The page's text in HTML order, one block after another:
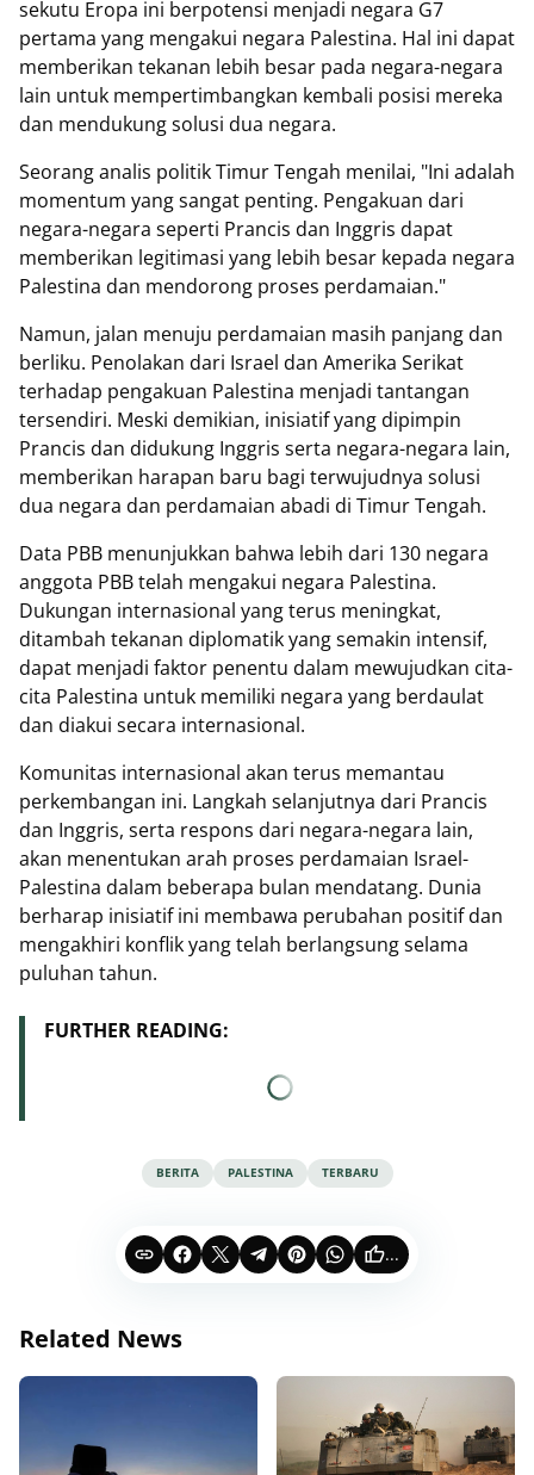
sekutu Eropa ini berpotensi menjadi negara G7
pertama yang mengakui negara Palestina. Hal ini dapat
memberikan tekanan lebih besar pada negara-negara
lain untuk mempertimbangkan kembali posisi mereka
dan mendukung solusi dua negara.
Seorang analis politik Timur Tengah menilai, "Ini adalah
momentum yang sangat penting. Pengakuan dari
negara-negara seperti Prancis dan Inggris dapat
memberikan legitimasi yang lebih besar kepada negara
Palestina dan mendorong proses perdamaian."
Namun, jalan menuju perdamaian masih panjang dan
berliku. Penolakan dari Israel dan Amerika Serikat
terhadap pengakuan Palestina menjadi tantangan
tersendiri. Meski demikian, inisiatif yang dipimpin
Prancis dan didukung Inggris serta negara-negara lain,
memberikan harapan baru bagi terwujudnya solusi
dua negara dan perdamaian abadi di Timur Tengah.
Data PBB menunjukkan bahwa lebih dari 130 negara
anggota PBB telah mengakui negara Palestina.
Dukungan internasional yang terus meningkat,
ditambah tekanan diplomatik yang semakin intensif,
dapat menjadi faktor penentu dalam mewujudkan cita-
cita Palestina untuk memiliki negara yang berdaulat
dan diakui secara internasional.
Komunitas internasional akan terus memantau
perkembangan ini. Langkah selanjutnya dari Prancis
dan Inggris, serta respons dari negara-negara lain,
akan menentukan arah proses perdamaian Israel-
Palestina dalam beberapa bulan mendatang. Dunia
berharap inisiatif ini membawa perubahan positif dan
mengakhiri konflik yang telah berlangsung selama
puluhan tahun.
FURTHER READING:
BERITA PALESTINA TERBARU
...
Related News